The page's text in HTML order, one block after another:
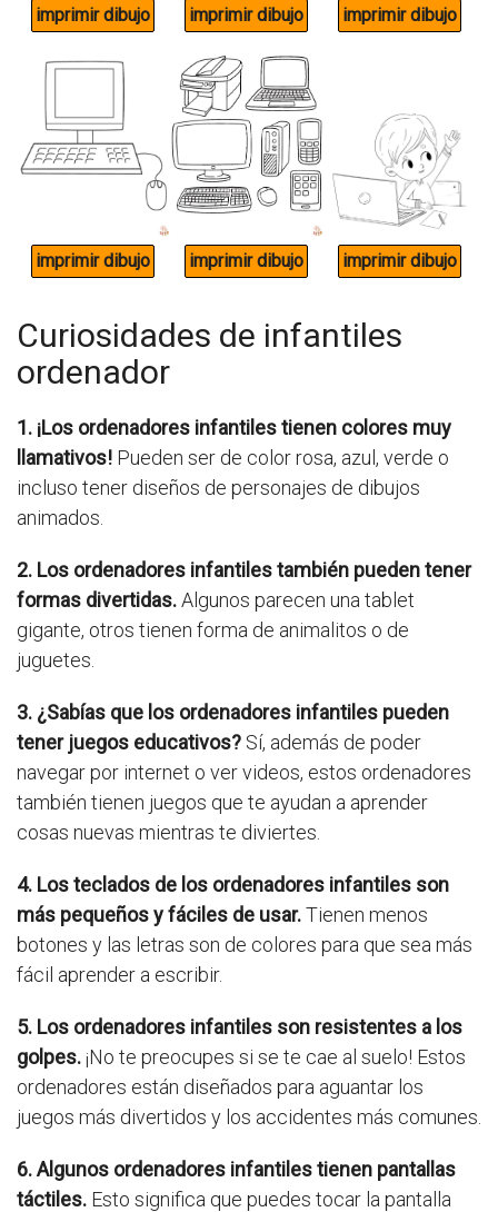
Curiosidades de infantiles
ordenador
1. ¡Los ordenadores infantiles tienen colores muy
llamativos! Pueden ser de color rosa, azul, verde o
incluso tener diseños de personajes de dibujos
animados.
2. Los ordenadores infantiles también pueden tener
formas divertidas.Algunos parecen una tablet
gigante, otros tienen forma de animalitos o de
juguetes.
3. ¿Sabías que los ordenadores infantiles pueden
tener juegos educativos? Sí, además de poder
navegar por internet o ver videos, estos ordenadores
también tienen juegos que te ayudan a aprender
cosas nuevas mientras te diviertes.
4. Los teclados de los ordenadores infantiles son
más pequeños y fáciles de usar.Tienen menos
botones y las letras son de colores para que sea más
fácil aprender a escribir.
5. Los ordenadores infantiles son resistentes a los
golpes.¡No te preocupes si se te cae al suelo! Estos
ordenadores están diseñados para aguantar los
juegos más divertidos y los accidentes más comunes.
6. Algunos ordenadores infantiles tienen pantallas
táctiles. Esto significa que puedes tocar la pantalla